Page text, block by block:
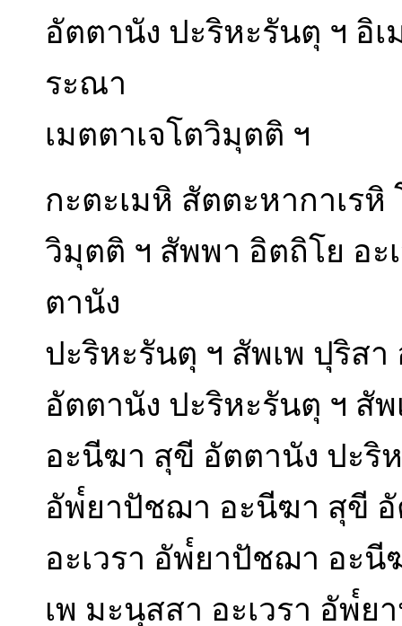
อัตตานัง ปะริหะรันตุ ฯ อิ
ระณา
เมตตาเจโตวิมุตติ ฯ
กะตะเมหิ สัตตะหากาเรหิ
วิมุตติ ฯ สัพพา อิตถิโย อ
ตานัง
ปะริหะรันตุ ฯ สัพเพ ปุริส
อัตตานัง ปะริหะรันตุ ฯ สั
อะนีฆา สุขี อัตตานัง ปะริ
อัพ๎ยาปัชฌา อะนีฆา สุขี อั
อะเวรา อัพ๎ยาปัชฌา อะ
เพ มะนุสสา อะเวรา อัพ๎